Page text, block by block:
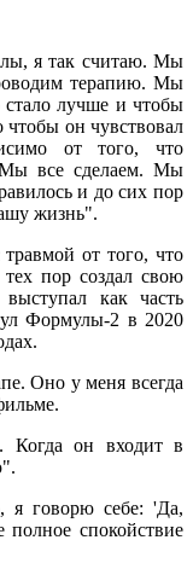
я так считаю. Мы
терапию. Мы
лучше и чтобы
чтобы он чувствовал
от того, что
Мы все сделаем. Мы
и до сих пор
жизнь".
от того, что
пор создал свою
как часть
Формулы-2 в 2020
Оно у меня всегда
Когда он входит в
я говорю себе: 'Да,
полное спокойствие